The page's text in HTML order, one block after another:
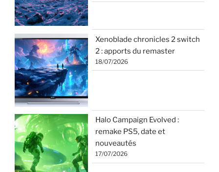
Xenoblade chronicles 2 switch
2 : apports du remaster
18/07/2026
Halo Campaign Evolved :
remake PS5, date et
nouveautés
17/07/2026